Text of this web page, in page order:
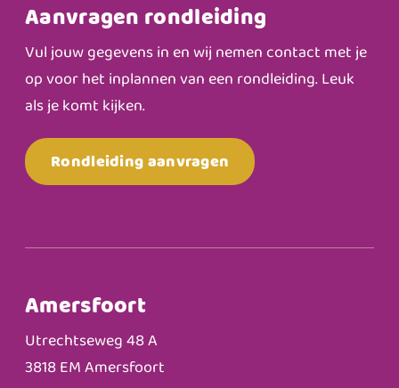
Aanvragen rondleiding
Vul jouw gegevens in en wij nemen contact met je
op voor het inplannen van een rondleiding. Leuk
als je komt kijken.
Rondleiding aanvragen
Amersfoort
Utrechtseweg 48 A
3818 EM Amersfoort